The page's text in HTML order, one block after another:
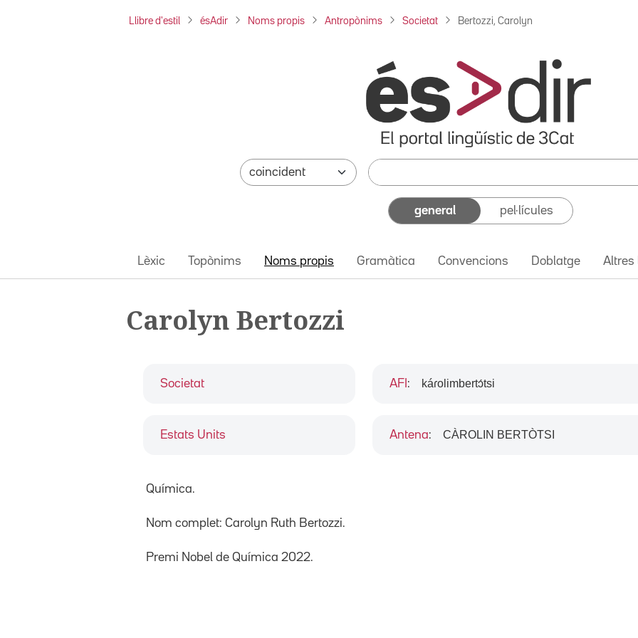
Llibre d'estil ésAdir Noms propis Antropònims Societat Bertozzi, Carolyn
general pel·lícules
Lèxic Topònims Noms propis Gramàtica Convencions Doblatge Altres
Carolyn Bertozzi
Societat
Estats Units
AFI : káɾolimbertɔ́tsi
Antena: CÀROLIN BERTÒTSI
Química.
Nom complet: Carolyn Ruth Bertozzi.
Premi Nobel de Química 2022.